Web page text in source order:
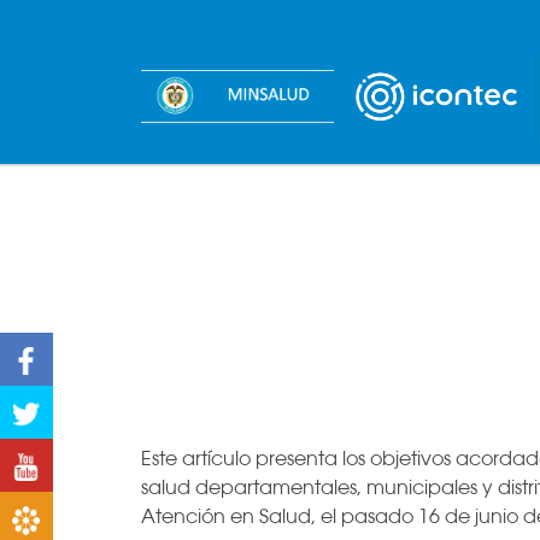
Este artículo presenta los objetivos
salud departamentales, municipales y
Atención en Salud, el pasado 16 de junio